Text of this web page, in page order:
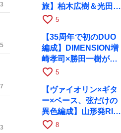
3
5
7
3
旅】柏木広樹＆光田健
一が11月12日に京都
favorite_border 5
【35周年で初のDUO
編成】DIMENSION増
崎孝司×勝田一樹が10
月11日に京都RAGへ
favorite_border 5
【ヴァイオリン×ギタ
ー×ベース、弦だけの
異色編成】山形発RIM
が初全国ツアーで8月
favorite_border 8